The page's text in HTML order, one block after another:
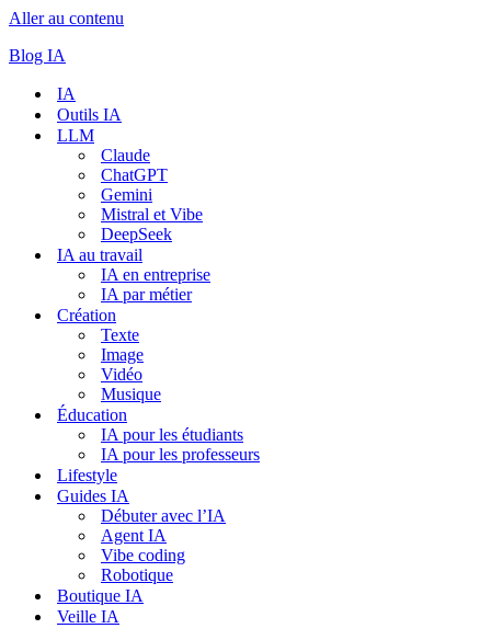
Aller au contenu
Blog IA
IA
Outils IA
LLM
Claude
ChatGPT
Gemini
Mistral et Vibe
DeepSeek
IA au travail
IA en entreprise
IA par métier
Création
Texte
Image
Vidéo
Musique
Éducation
IA pour les étudiants
IA pour les professeurs
Lifestyle
Guides IA
Débuter avec l’IA
Agent IA
Vibe coding
Robotique
Boutique IA
Veille IA